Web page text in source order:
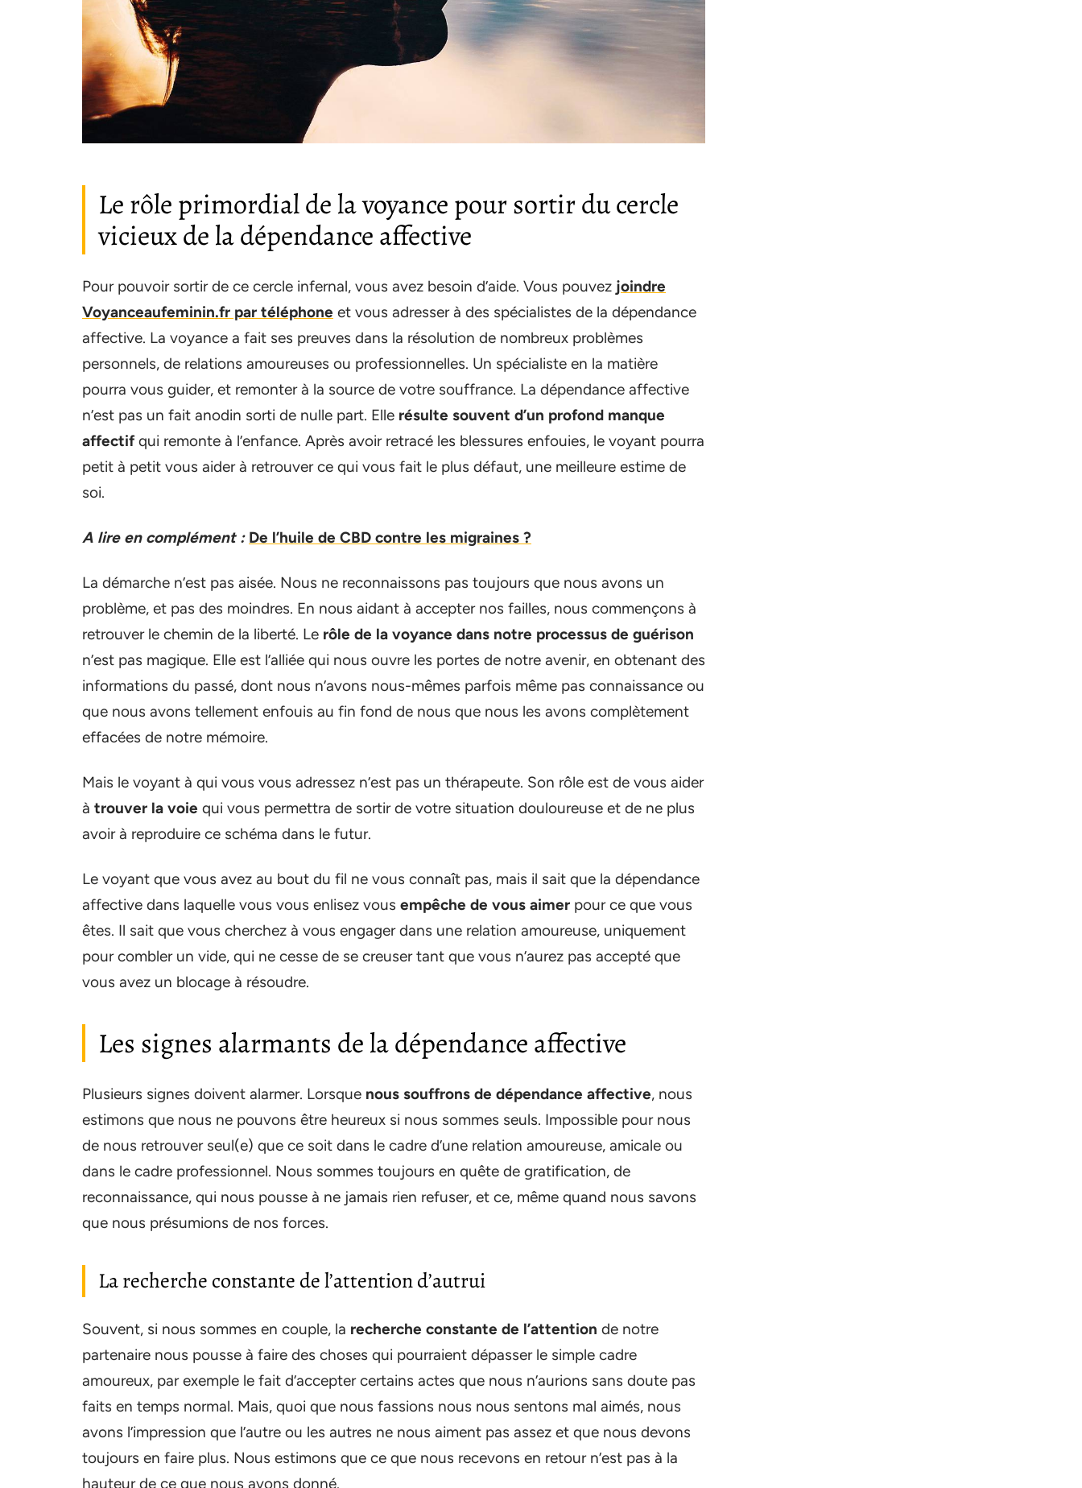
Le rôle primordial de la voyance pour sortir du cercle
vicieux de la dépendance affective
Pour pouvoir sortir de ce cercle infernal, vous avez besoin d’aide. Vous pouvez joindre
Voyanceaufeminin.fr par téléphone et vous adresser à des spécialistes de la dépendance
affective. La voyance a fait ses preuves dans la résolution de nombreux problèmes
personnels, de relations amoureuses ou professionnelles. Un spécialiste en la matière
pourra vous guider, et remonter à la source de votre souffrance. La dépendance affective
n’est pas un fait anodin sorti de nulle part. Elle résulte souvent d’un profond manque
affectifqui remonte à l’enfance. Après avoir retracé les blessures enfouies, le voyant pourra
petit à petit vous aider à retrouver ce qui vous fait le plus défaut, une meilleure estime de
soi.
A lire en complément : De l’huile de CBD contre les migraines ?
La démarche n’est pas aisée. Nous ne reconnaissons pas toujours que nous avons un
problème, et pas des moindres. En nous aidant à accepter nos failles, nous commençons à
retrouver le chemin de la liberté. Le rôle de la voyance dans notre processus de guérison
n’est pas magique. Elle est l’alliée qui nous ouvre les portes de notre avenir, en obtenant des
informations du passé, dont nous n’avons nous-mêmes parfois même pas connaissance ou
que nous avons tellement enfouis au fin fond de nous que nous les avons complètement
effacées de notre mémoire.
Mais le voyant à qui vous vous adressez n’est pas un thérapeute. Son rôle est de vous aider
à trouver la voie qui vous permettra de sortir de votre situation douloureuse et de ne plus
avoir à reproduire ce schéma dans le futur.
Le voyant que vous avez au bout du fil ne vous connaît pas, mais il sait que la dépendance
affective dans laquelle vous vous enlisez vous empêche de vous aimer pour ce que vous
êtes. Il sait que vous cherchez à vous engager dans une relation amoureuse, uniquement
pour combler un vide, qui ne cesse de se creuser tant que vous n’aurez pas accepté que
vous avez un blocage à résoudre.
Les signes alarmants de la dépendance affective
Plusieurs signes doivent alarmer. Lorsque nous souffrons de dépendance affective, nous
estimons que nous ne pouvons être heureux si nous sommes seuls. Impossible pour nous
de nous retrouver seul(e) que ce soit dans le cadre d’une relation amoureuse, amicale ou
dans le cadre professionnel. Nous sommes toujours en quête de gratification, de
reconnaissance, qui nous pousse à ne jamais rien refuser, et ce, même quand nous savons
que nous présumions de nos forces.
La recherche constante de l’attention d’autrui
Souvent, si nous sommes en couple, la recherche constante de l’attention de notre
partenaire nous pousse à faire des choses qui pourraient dépasser le simple cadre
amoureux, par exemple le fait d’accepter certains actes que nous n’aurions sans doute pas
faits en temps normal. Mais, quoi que nous fassions nous nous sentons mal aimés, nous
avons l’impression que l’autre ou les autres ne nous aiment pas assez et que nous devons
toujours en faire plus. Nous estimons que ce que nous recevons en retour n’est pas à la
hauteur de ce que nous avons donné.